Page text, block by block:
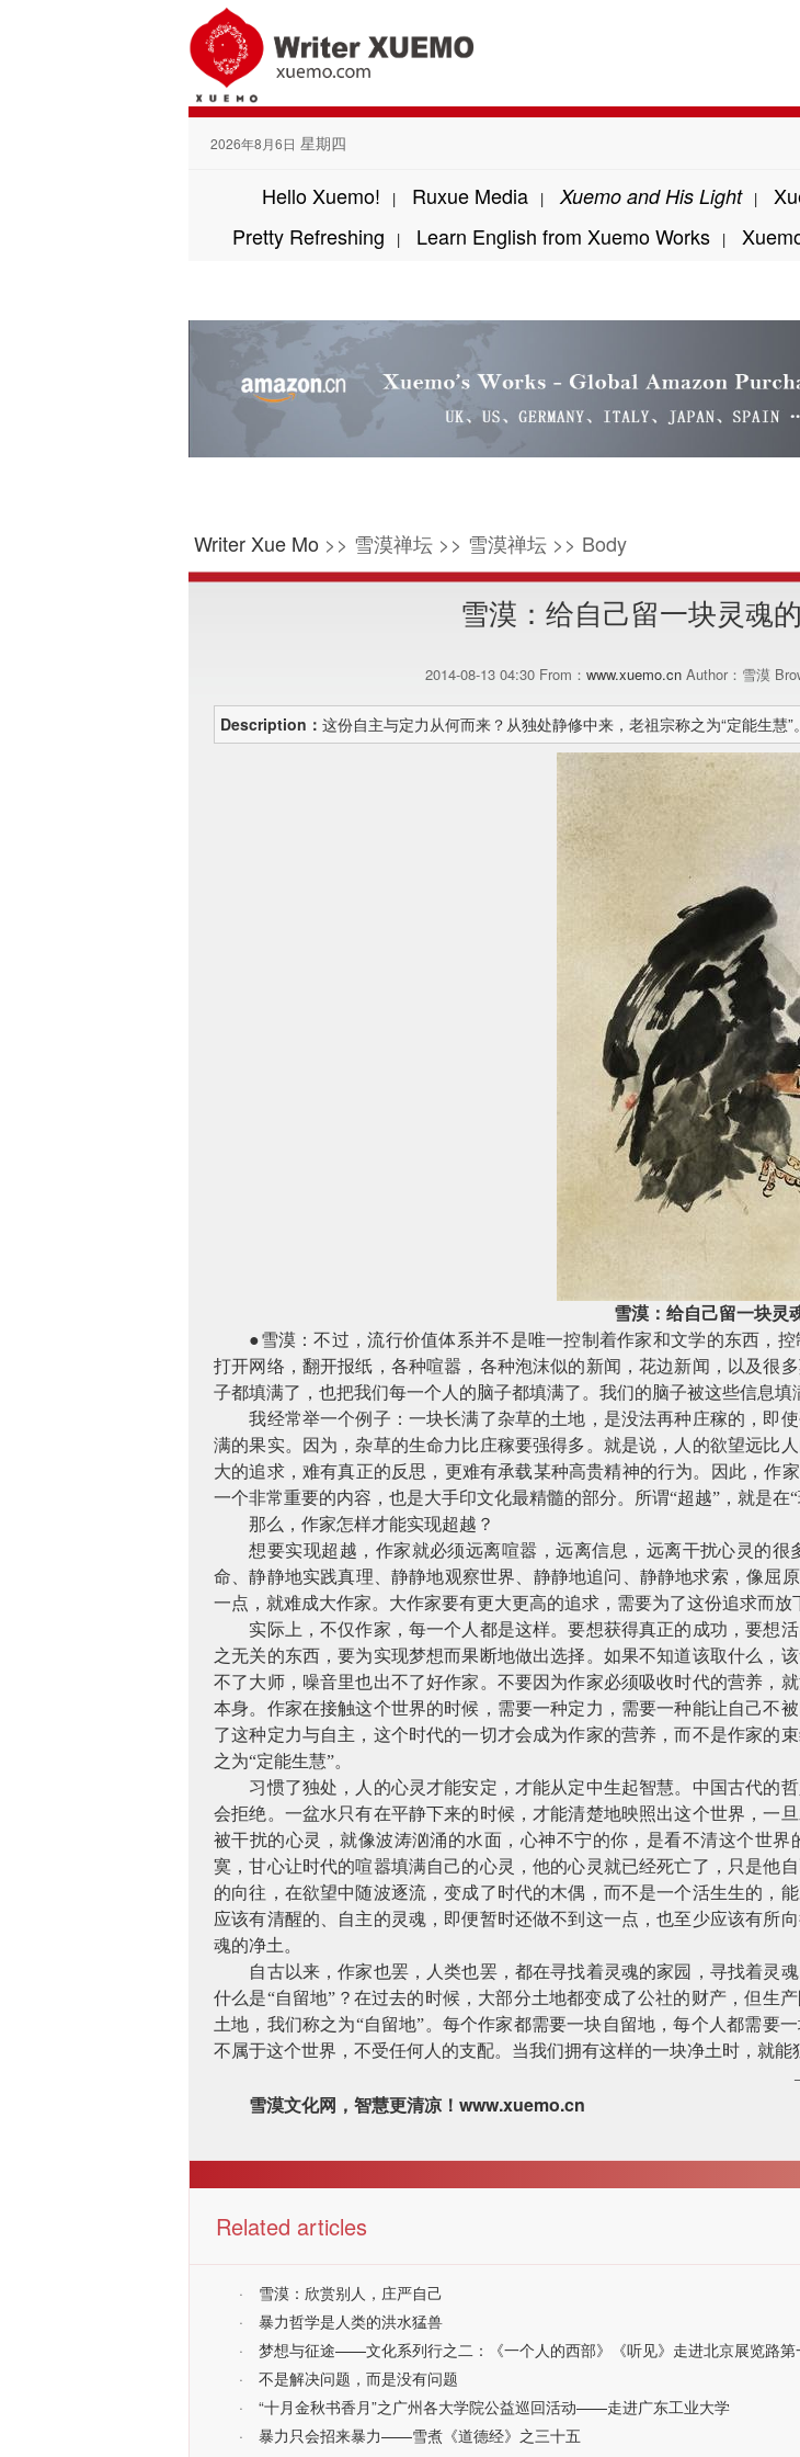
2026年8月6日 星期四
Hello Xuemo! | Ruxue Media | Xuemo and His Light |
Pretty Refreshing | Learn English from Xuemo Works |
Writer Xue Mo >> 雪漠禅坛 >> 雪漠禅坛 >> Body
雪漠：给自己留一块灵魂
2014-08-13 04:30 From： www.xuemo.cn Author：雪漠
Description： 这份自主与定力从何而来？从独处静修中来，老祖宗称之为“定能生慧
雪漠：给自己留一块灵
●雪漠：不过，流行价值体系并不是唯一控制着作家和文学的东西，
打开网络，翻开报纸，各种喧嚣，各种泡沫似的新闻，花边新闻，以及很
子都填满了，也把我们每一个人的脑子都填满了。我们的脑子被这些信息填
我经常举一个例子：一块长满了杂草的土地，是没法再种庄稼的，即
满的果实。因为，杂草的生命力比庄稼要强得多。就是说，人的欲望远比
大的追求，难有真正的反思，更难有承载某种高贵精神的行为。因此，作
一个非常重要的内容，也是大手印文化最精髓的部分。所谓“超越”，就是在
那么，作家怎样才能实现超越？
想要实现超越，作家就必须远离喧嚣，远离信息，远离干扰心灵的
命、静静地实践真理、静静地观察世界、静静地追问、静静地求索，像屈
一点，就难成大作家。大作家要有更大更高的追求，需要为了这份追求而放
实际上，不仅作家，每一个人都是这样。要想获得真正的成功，要想
之无关的东西，要为实现梦想而果断地做出选择。如果不知道该取什么，
不了大师，噪音里也出不了好作家。不要因为作家必须吸收时代的营养，
本身。作家在接触这个世界的时候，需要一种定力，需要一种能让自己不
了这种定力与自主，这个时代的一切才会成为作家的营养，而不是作家的
之为“定能生慧”。
习惯了独处，人的心灵才能安定，才能从定中生起智慧。中国古代的
会拒绝。一盆水只有在平静下来的时候，才能清楚地映照出这个世界，一
被干扰的心灵，就像波涛汹涌的水面，心神不宁的你，是看不清这个世
寞，甘心让时代的喧嚣填满自己的心灵，他的心灵就已经死亡了，只是他
的向往，在欲望中随波逐流，变成了时代的木偶，而不是一个活生生的，
应该有清醒的、自主的灵魂，即便暂时还做不到这一点，也至少应该有所
魂的净土。
自古以来，作家也罢，人类也罢，都在寻找着灵魂的家园，寻找着灵
什么是“自留地”？在过去的时候，大部分土地都变成了公社的财产，但生
土地，我们称之为“自留地”。每个作家都需要一块自留地，每个人都需要
不属于这个世界，不受任何人的支配。当我们拥有这样的一块净土时，就能
雪漠文化网，智慧更清凉！www.xuemo.cn
Related articles
· 雪漠：欣赏别人，庄严自己
· 暴力哲学是人类的洪水猛兽
· 梦想与征途——文化系列行之二：《一个人的西部》《听见》走进北京展览路第
· 不是解决问题，而是没有问题
· “十月金秋书香月”之广州各大学院公益巡回活动——走进广东工业大学
· 暴力只会招来暴力——雪煮《道德经》之三十五